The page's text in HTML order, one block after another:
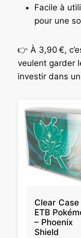
Facile à
pour une
👉 À 3,90 €,
veulent garder
investir dans
Clear Case
ETB
– Phoenix
Shield